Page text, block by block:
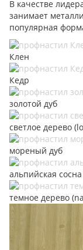
В качестве
занимает
популярная
Клен
Кедр
золотой дуб
светлое дерево
мореный дуб
альпийская сосна
темное дерево